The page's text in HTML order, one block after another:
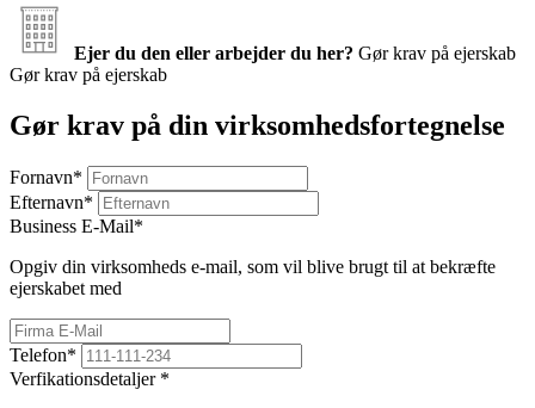
Ejer du den eller arbejder du her? Gør krav på ejerskab
Gør krav på ejerskab
Gør krav på din virksomhedsfortegnelse
Fornavn*
Efternavn*
Business E-Mail*
Opgiv din virksomheds e-mail, som vil blive brugt til at bekræfte
ejerskabet med
Telefon*
Verfikationsdetaljer *